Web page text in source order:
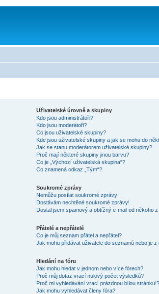
Uživatelské úrovně a skupiny
Kdo jsou administrátoři?
Kdo jsou moderátoři?
Co jsou uživatelské skupiny?
Kde jsou uživatelské skupiny a jak se mohu do
Jak se stanu moderátorem uživatelské skupiny?
Proč mají některé skupiny jinou barvu?
Co je „Výchozí uživatelská skupina“?
Co znamená odkaz „Tým“?
Soukromé zprávy
Nemůžu posílat soukromé zprávy!
Dostávám nechtěné soukromé zprávy!
Dostal jsem spamový a obtížný e-mail od někoho z
Přátelé a nepřátelé
Co je můj seznam přátel a nepřátel?
Jak mohu přidávat uživatele do seznamů nebo je z
Hledání na fóru
Jak mohu hledat v jednom nebo více fórech?
Proč můj dotaz vrací nulový počet výsledků?
Proč mi vyhledávání vrací prázdnou bílou stránku!?
Jak mohu vyhledávat členy fóra?